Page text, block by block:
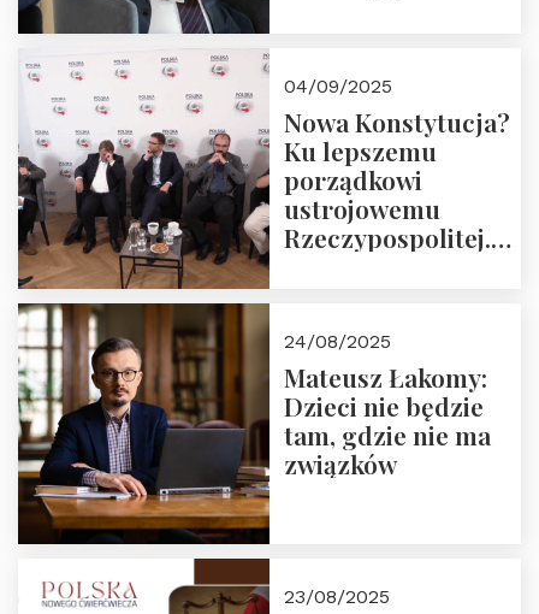
04/09/2025
Nowa Konstytucja?
Ku lepszemu
porządkowi
ustrojowemu
Rzeczypospolitej.
24/08/2025
Mateusz Łakomy:
Dzieci nie będzie
tam, gdzie nie ma
związków
23/08/2025